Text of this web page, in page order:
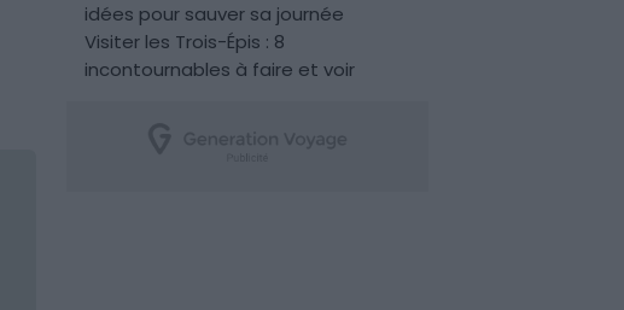
idées pour sauver sa journée
Visiter les Trois-Épis : 8
incontournables à faire et voir